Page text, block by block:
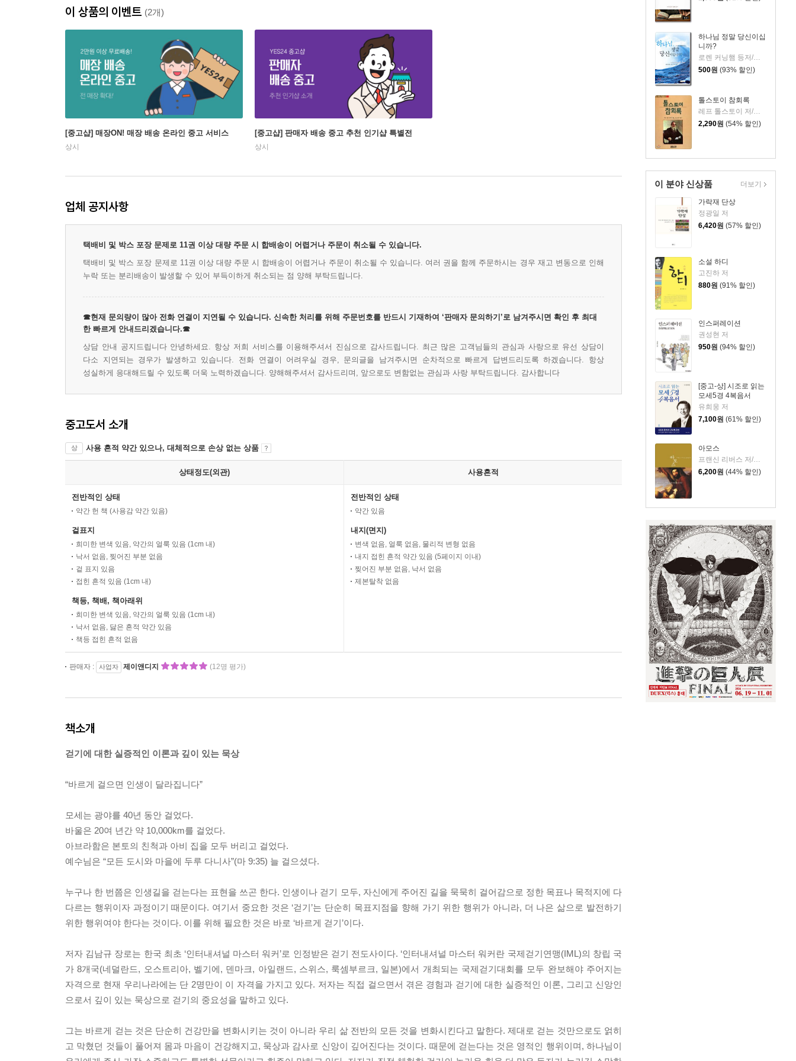
하나님 정말 당신이십
니까?
로렌 커닝햄 등저/예수전도단 역
500원 (93% 할인)
톨스토이 참회록
레프 톨스토이 저/심이석 역
2,290원 (54% 할인)
이 분야 신상품
가락재 단상
정광일 저
6,420원 (57% 할인)
소설 하디
고진하 저
880원 (91% 할인)
인스퍼레이션
권성현 저
950원 (94% 할인)
[중고-상] 시조로 읽는
모세5경 4복음서
유희웅 저
7,100원 (61% 할인)
아모스
프랜신 리버스 저/김선형 역
6,200원 (44% 할인)
더보기
이 상품의 이벤트 (2개)
[중고샵] 매장ON! 매장 배송 온라인 중고 서비스
상시
[중고샵] 판매자 배송 중고 추천 인기샵 특별전
상시
업체 공지사항
택배비 및 박스 포장 문제로 11권 이상 대량 주문 시 합배송이 어렵거나 주문이 취소될 수 있습니다.
택배비 및 박스 포장 문제로 11권 이상 대량 주문 시 합배송이 어렵거나 주문이 취소될 수 있습니다. 여러 권을 함께 주문하시는 경우 재고 변동으로 인해
누락 또는 분리배송이 발생할 수 있어 부득이하게 취소되는 점 양해 부탁드립니다.
☎현재 문의량이 많아 전화 연결이 지연될 수 있습니다. 신속한 처리를 위해 주문번호를 반드시 기재하여 ‘판매자 문의하기’로 남겨주시면 확인 후 최대
한 빠르게 안내드리겠습니다.☎
상담 안내 공지드립니다 안녕하세요. 항상 저희 서비스를 이용해주셔서 진심으로 감사드립니다. 최근 많은 고객님들의 관심과 사랑으로 유선 상담이
다소 지연되는 경우가 발생하고 있습니다. 전화 연결이 어려우실 경우, 문의글을 남겨주시면 순차적으로 빠르게 답변드리도록 하겠습니다. 항상
성실하게 응대해드릴 수 있도록 더욱 노력하겠습니다. 양해해주셔서 감사드리며, 앞으로도 변함없는 관심과 사랑 부탁드립니다. 감사합니다
중고도서 소개
상 사용 흔적 약간 있으나, 대체적으로 손상 없는 상품
상태정도(외관) 사용흔적
전반적인 상태
약간 헌 책 (사용감 약간 있음)
겉표지
희미한 변색 있음, 약간의 얼룩 있음 (1cm 내)
낙서 없음, 찢어진 부분 없음
겉 표지 있음
접힌 흔적 있음 (1cm 내)
책등, 책배, 책아래위
희미한 변색 있음, 약간의 얼룩 있음 (1cm 내)
낙서 없음, 닳은 흔적 약간 있음
책등 접힌 흔적 없음
전반적인 상태
약간 있음
내지(면지)
변색 없음, 얼룩 없음, 물리적 변형 없음
내지 접힌 흔적 약간 있음 (5페이지 이내)
찢어진 부분 없음, 낙서 없음
제본탈착 없음
판매자 : 사업자 제이앤디지 (12명 평가)
책소개
걷기에 대한 실증적인 이론과 깊이 있는 묵상
“바르게 걸으면 인생이 달라집니다”
모세는 광야를 40년 동안 걸었다.
바울은 20여 년간 약 10,000km를 걸었다.
아브라함은 본토의 친척과 아비 집을 모두 버리고 걸었다.
예수님은 “모든 도시와 마을에 두루 다니사”(마 9:35) 늘 걸으셨다.
누구나 한 번쯤은 인생길을 걷는다는 표현을 쓰곤 한다. 인생이나 걷기 모두, 자신에게 주어진 길을 묵묵히 걸어감으로 정한 목표나 목적지에 다
다르는 행위이자 과정이기 때문이다. 여기서 중요한 것은 ‘걷기’는 단순히 목표지점을 향해 가기 위한 행위가 아니라, 더 나은 삶으로 발전하기
위한 행위여야 한다는 것이다. 이를 위해 필요한 것은 바로 ‘바르게 걷기’이다.
저자 김남규 장로는 한국 최초 ‘인터내셔널 마스터 워커’로 인정받은 걷기 전도사이다. ‘인터내셔널 마스터 워커란 국제걷기연맹(IML)의 창립 국
가 8개국(네덜란드, 오스트리아, 벨기에, 덴마크, 아일랜드, 스위스, 룩셈부르크, 일본)에서 개최되는 국제걷기대회를 모두 완보해야 주어지는
자격으로 현재 우리나라에는 단 2명만이 이 자격을 가지고 있다. 저자는 직접 걸으면서 겪은 경험과 걷기에 대한 실증적인 이론, 그리고 신앙인
으로서 깊이 있는 묵상으로 걷기의 중요성을 말하고 있다.
그는 바르게 걷는 것은 단순히 건강만을 변화시키는 것이 아니라 우리 삶 전반의 모든 것을 변화시킨다고 말한다. 제대로 걷는 것만으로도 얽히
고 막혔던 것들이 풀어져 몸과 마음이 건강해지고, 묵상과 감사로 신앙이 깊어진다는 것이다. 때문에 걷는다는 것은 영적인 행위이며, 하나님이